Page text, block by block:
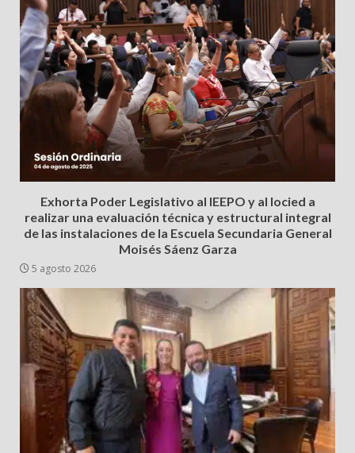
Exhorta Poder Legislativo al IEEPO y al Iocied a
realizar una evaluación técnica y estructural integral
de las instalaciones de la Escuela Secundaria General
Moisés Sáenz Garza
5 agosto 2026